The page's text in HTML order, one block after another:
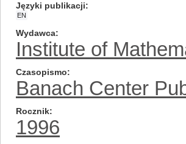
Języki publikacji
EN
Wydawca
Institute of
Czasopismo
Banach Center
Rocznik
1996